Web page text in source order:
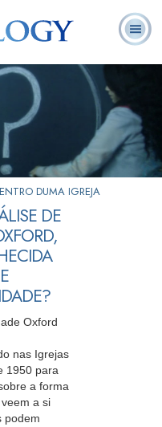
Perguntas
Frequentes
DUMA IGREJA
DE
Oxford
nas Igrejas
1950 para
a forma
a si
podem